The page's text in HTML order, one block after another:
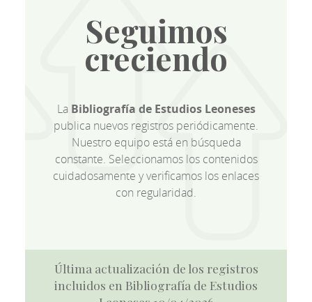
Seguimos
creciendo
La Bibliografía de Estudios Leoneses
publica nuevos registros periódicamente.
Nuestro equipo está en búsqueda
constante. Seleccionamos los contenidos
cuidadosamente y verificamos los enlaces
con regularidad.
Última actualización de los registros
incluidos en Bibliografía de Estudios